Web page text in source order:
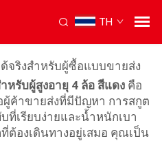
TH
งพับได้
จริงสำหรับผู้ซื้อแบบขายส่ง
หรับผู้สูงอายุ 4 ล้อ สีแดง คือ
ค้าขายส่งที่มีปัญหา การสกูต
ที่เรียบง่ายและน้ำหนักเบา
ต้องเดินทางอยู่เสมอ คุณเป็น